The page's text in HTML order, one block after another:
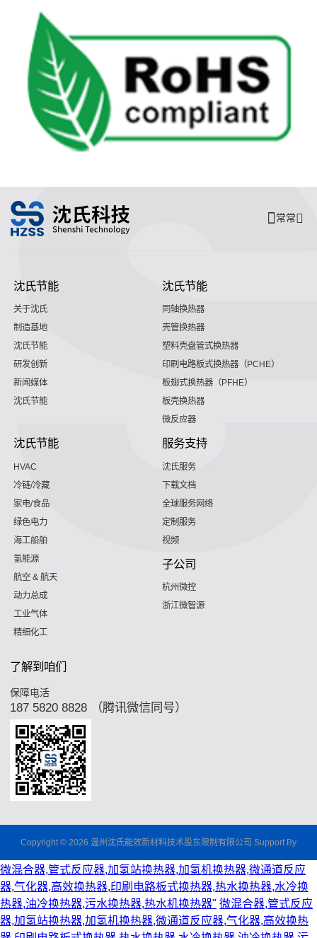
常常
沈氏节能
关于沈氏
制造基地
沈氏节能
研发创新
新闻媒体
沈氏节能
沈氏节能
同轴换热器
壳管换热器
塑料壳盘管式换热器
印刷电路板式换热器（PCHE）
板翅式换热器（PFHE）
板壳换热器
微反应器
沈氏节能
HVAC
冷链/冷藏
家电/食品
绿色电力
海工船舶
氢能源
航空 & 航天
动力总成
工业气体
精细化工
服务支持
沈氏服务
下载文档
全球服务网络
定制服务
视频
子公司
杭州微控
浙江微智源
了解到咱们
保障电活
187 5820 8828 （腾讯微信同号）
Copyright © 2026 温州沈氏能效新材料技术股东限制有限公司 Support By
微混合器,管式反应器,加氢站换热器,加氢机换热器,微通道反应
器,气化器,高效换热器,印刷电路板式换热器,热水换热器,水冷换
热器,油冷换热器,污水换热器,热水机换热器" 微混合器,管式反应
器,加氢站换热器,加氢机换热器,微通道反应器,气化器,高效换热